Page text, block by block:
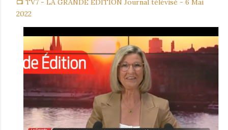
📺 TV7 - LA GRANDE EDITION Journal télévisé - 6 Mai
2022